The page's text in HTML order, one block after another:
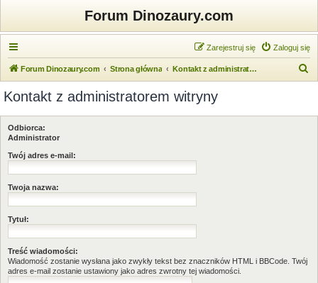
Forum Dinozaury.com
Zaloguj się
Zarejestruj się
Forum Dinozaury.com Strona główna Kontakt z administratorem witryny
k
Kontakt z administratorem witryny
Odbiorca:
Administrator
Twój adres e-mail:
Twoja nazwa:
Tytuł:
Treść wiadomości:
Wiadomość zostanie wysłana jako zwykły tekst bez znaczników HTML i BBCode. Twój
adres e-mail zostanie ustawiony jako adres zwrotny tej wiadomości.